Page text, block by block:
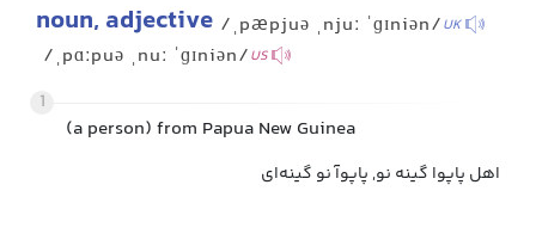
noun, adjective /ˌpæpjuə ˌnjuː ˈɡɪniən/UK
/ˌpɑːpuə ˌnuː ˈɡɪniən/US
1
(a person) from Papua New Guinea
اهل پاپوا گینه نو, پاپوآ نو گینه‌ای